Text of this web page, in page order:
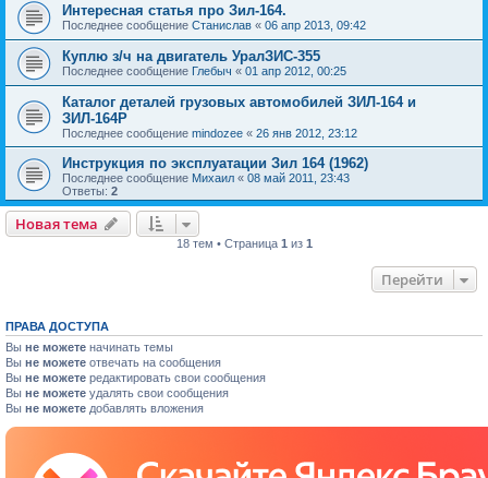
Интересная статья про Зил-164.
Последнее сообщение Станислав « 06 апр 2013, 09:42
Куплю з/ч на двигатель УралЗИС-355
Последнее сообщение Глебыч « 01 апр 2012, 00:25
Каталог деталей грузовых автомобилей ЗИЛ-164 и
ЗИЛ-164Р
Последнее сообщение mindozee « 26 янв 2012, 23:12
Инструкция по эксплуатации Зил 164 (1962)
Последнее сообщение Михаил « 08 май 2011, 23:43
Ответы: 2
Новая тема
18 тем • Страница 1 из 1
Перейти
ПРАВА ДОСТУПА
Вы не можете начинать темы
Вы не можете отвечать на сообщения
Вы не можете редактировать свои сообщения
Вы не можете удалять свои сообщения
Вы не можете добавлять вложения